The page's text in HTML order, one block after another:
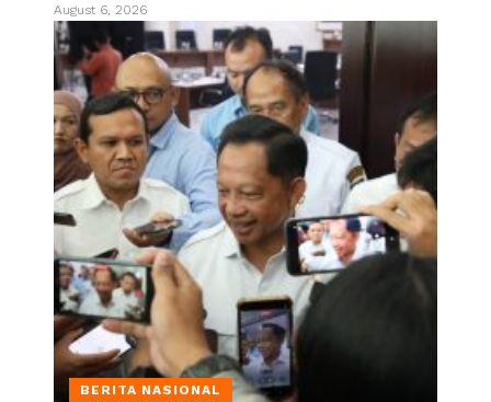
August 6, 2026
BERITA NASIONAL